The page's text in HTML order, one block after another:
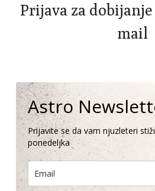
Prijava za
mail
Astro
Prijavite se da vam njuzleteri
ponedeljka